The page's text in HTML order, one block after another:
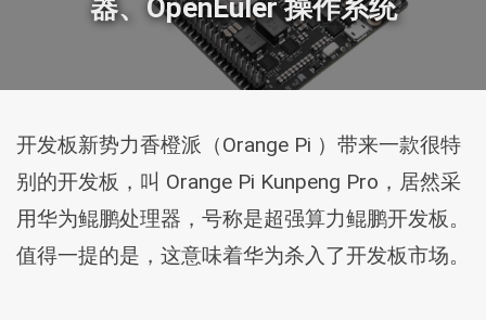
器、OpenEuler 操作系统
开发板新势力香橙派（Orange Pi ）带来一款很特
别的开发板，叫 Orange Pi Kunpeng Pro，居然采
用华为鲲鹏处理器，号称是超强算力鲲鹏开发板。
值得一提的是，这意味着华为杀入了开发板市场。